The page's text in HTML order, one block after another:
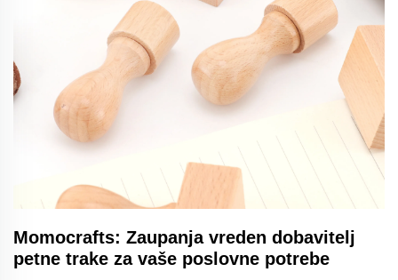
Momocrafts: Zaupanja vreden dobavitelj
petne trake za vaše poslovne potrebe